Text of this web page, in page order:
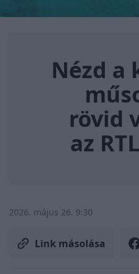
Nézd a
rövid
az
2026. május 26. 9:30
Link másolása